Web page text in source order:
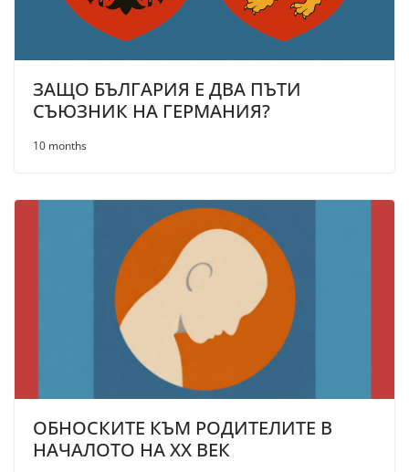
ЗАЩО БЪЛГАРИЯ Е ДВА ПЪТИ
СЪЮЗНИК НА ГЕРМАНИЯ?
10 months
ОБНОСКИТЕ КЪМ РОДИТЕЛИТЕ В
НАЧАЛОТО НА XX ВЕК